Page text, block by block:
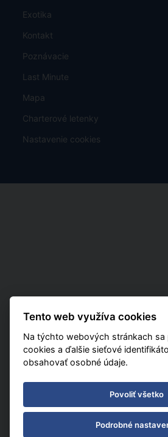
Exotika
Kontakt
Poznávacie
Last Minute
Mapa
Charterové letenky
Nastavenie cookies
Tento web využíva cookies
Na týchto webových stránkach sa
cookies a ďalšie sieťové
obsahovať osobné údaje.
Povoliť všetko
Podrobné